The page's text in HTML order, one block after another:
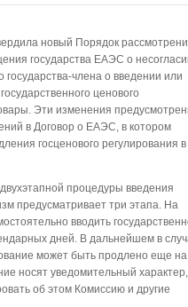
новый Порядок
государства ЕАЭС о
государства-члена о введении или
ценового
Эти изменения
в Договор о ЕАЭС, в котором
госценового регулирования в
процедуры введения
предусматривает три этапа. На
вводить
дней. В дальнейшем в
может быть продлено еще
носят уведомительный
об этом Комиссию и другие